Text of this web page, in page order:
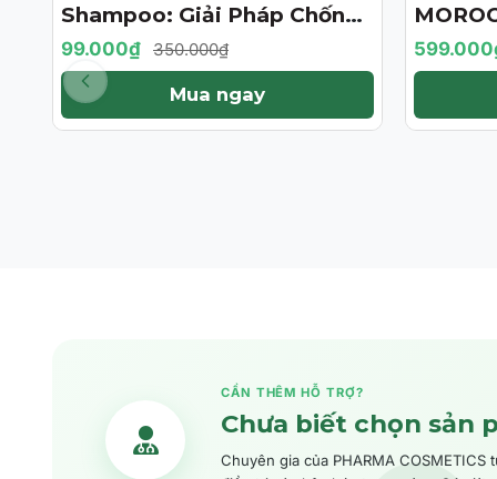
Shampoo: Giải Pháp Chống
Rụng & Kích Thích Mọc Tóc
Chuẩn Y Khoa
99.000₫ 350.000₫
Mua ngay
BẢN
CẦN THÊM HỖ TRỢ?
Chưa biết chọn sản
Chuyên gia của PHARMA